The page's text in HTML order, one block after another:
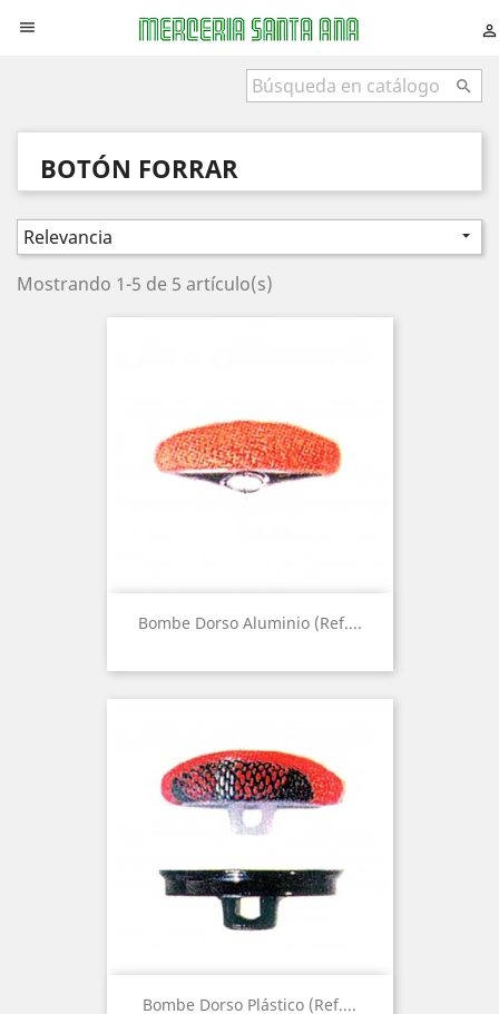
 

BOTÓN FORRAR
Relevancia 
Mostrando 1-5 de 5 artículo(s)
Bombe Dorso Aluminio (Ref....
Bombe Dorso Plástico (Ref....